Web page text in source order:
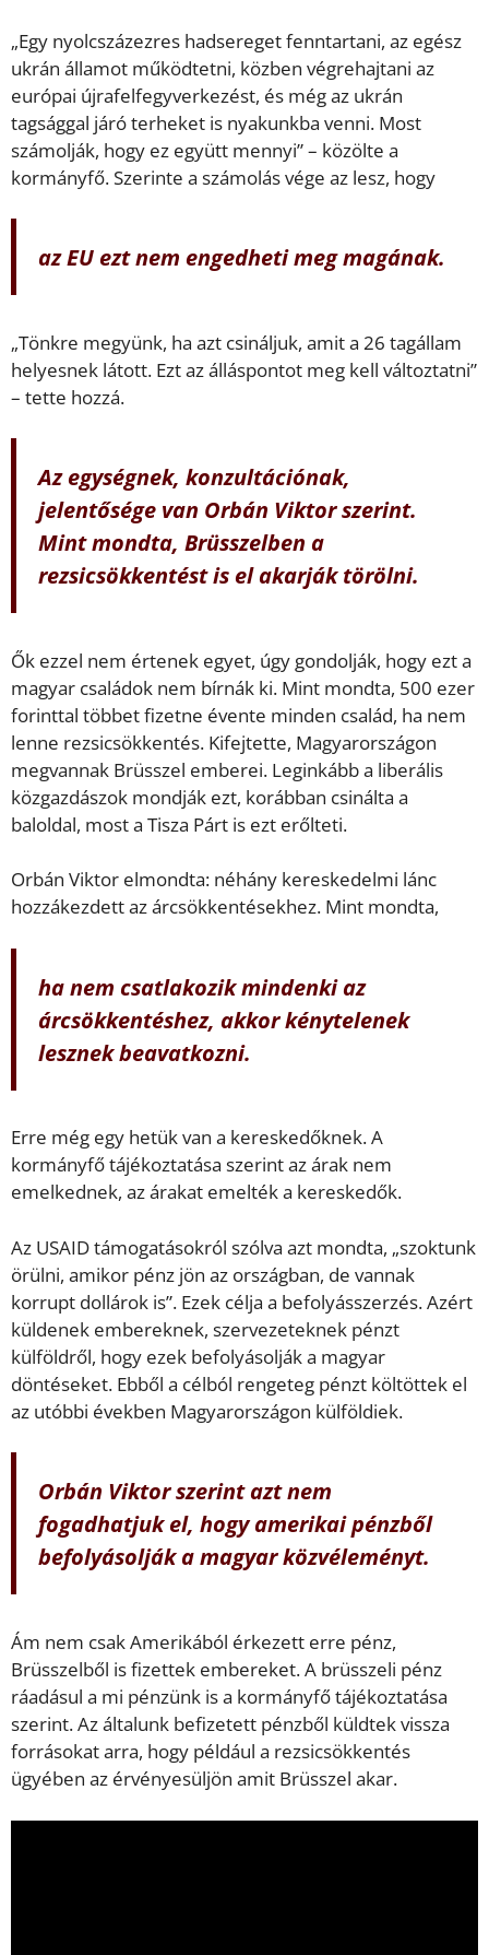
„Egy nyolcszázezres hadsereget fenntartani, az egész
ukrán államot működtetni, közben végrehajtani az
európai újrafelfegyverkezést, és még az ukrán
tagsággal járó terheket is nyakunkba venni. Most
számolják, hogy ez együtt mennyi” – közölte a
kormányfő. Szerinte a számolás vége az lesz, hogy
az EU ezt nem engedheti meg magának.
„Tönkre megyünk, ha azt csináljuk, amit a 26 tagállam
helyesnek látott. Ezt az álláspontot meg kell változtatni”
– tette hozzá.
Az egységnek, konzultációnak,
jelentősége van Orbán Viktor szerint.
Mint mondta, Brüsszelben a
rezsicsökkentést is el akarják törölni.
Ők ezzel nem értenek egyet, úgy gondolják, hogy ezt a
magyar családok nem bírnák ki. Mint mondta, 500 ezer
forinttal többet fizetne évente minden család, ha nem
lenne rezsicsökkentés. Kifejtette, Magyarországon
megvannak Brüsszel emberei. Leginkább a liberális
közgazdászok mondják ezt, korábban csinálta a
baloldal, most a Tisza Párt is ezt erőlteti.
Orbán Viktor elmondta: néhány kereskedelmi lánc
hozzákezdett az árcsökkentésekhez. Mint mondta,
ha nem csatlakozik mindenki az
árcsökkentéshez, akkor kénytelenek
lesznek beavatkozni.
Erre még egy hetük van a kereskedőknek. A
kormányfő tájékoztatása szerint az árak nem
emelkednek, az árakat emelték a kereskedők.
Az USAID támogatásokról szólva azt mondta, „szoktunk
örülni, amikor pénz jön az országban, de vannak
korrupt dollárok is”. Ezek célja a befolyásszerzés. Azért
küldenek embereknek, szervezeteknek pénzt
külföldről, hogy ezek befolyásolják a magyar
döntéseket. Ebből a célból rengeteg pénzt költöttek el
az utóbbi években Magyarországon külföldiek.
Orbán Viktor szerint azt nem
fogadhatjuk el, hogy amerikai pénzből
befolyásolják a magyar közvéleményt.
Ám nem csak Amerikából érkezett erre pénz,
Brüsszelből is fizettek embereket. A brüsszeli pénz
ráadásul a mi pénzünk is a kormányfő tájékoztatása
szerint. Az általunk befizetett pénzből küldtek vissza
forrásokat arra, hogy például a rezsicsökkentés
ügyében az érvényesüljön amit Brüsszel akar.